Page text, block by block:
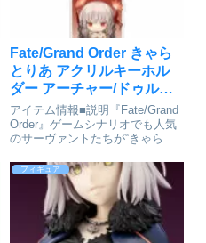
Fate/Grand Order きゃら
とりあ アクリルキーホル
ダー アーチャー/ドゥルガ
ー[アルジャーノンプロダ
クト]が予約受付開始
アイテム情報■説明『Fate/Grand
Order』ゲームシナリオでも人気
のサーヴァントたちが‟きゃらと
イズ（約）：W52mm×H85mm以
内 ※キャラクターによって異な
ります。Fate/Grand Ord...
フィギュア